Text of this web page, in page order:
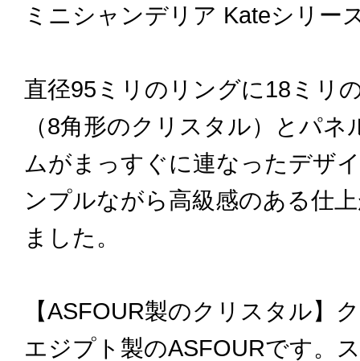
ミニシャンデリア Kateシリー
直径95ミリのリングに18ミリ
（8角形のクリスタル）とパネ
ムがまっすぐに連なったデザ
ンプルながら高級感のある仕
ました。
【ASFOUR製のクリスタル】
エジプト製のASFOURです。